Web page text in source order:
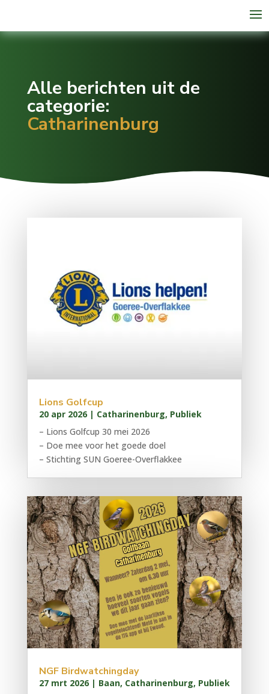
Alle berichten uit de
categorie:
Catharinenburg
Lions Golfcup
20 apr 2026| Catharinenburg, Publiek
– Lions Golfcup 30 mei 2026
– Doe mee voor het goede doel
– Stichting SUN Goeree-Overflakkee
NGF Birdwatchingday
27 mrt 2026| Baan, Catharinenburg, Publiek